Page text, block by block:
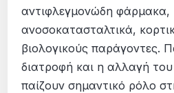
αντιφλεγμονώδη φάρμακα,
ανοσοκατασταλτικά,
βιολογικούς παράγοντες.
διατροφή και η αλλαγή
παίζουν σημαντικό ρόλο